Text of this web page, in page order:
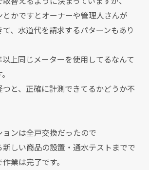
かですとオーナーや管理人さんが
、水道代を請求するパターンもあり
上同じメーターを使用してるなんて
つと、正確に計測できてるかどうか不
ンは全戸交換だったので
しい商品の設置・通水テストまでで
業は完了です。